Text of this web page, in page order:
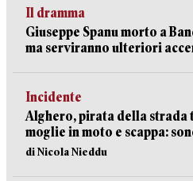
Il dramma
Giuseppe Spanu morto a
ma serviranno ulteriori
Incidente
Alghero, pirata della strada
moglie in moto e scappa:
di Nicola Nieddu